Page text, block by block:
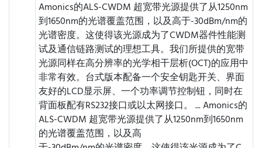
Amonics的ALS-CWDM 超宽带光源提供了从1250nm
到1650nm的光谱覆盖范围，以及高于-30dBm/nm的
光谱密度。这使得该光源成为了CWDM器件性能测
试及通信链路测试的理想工具。我们所提供的宽带
光源同样在高分辨率的光学相干层析(OCT)的应用中
非常有效。台式版本配备一个安全钥匙开关、界面
友好的LCD显示屏、一个功率调节控制钮，同时在
背面板配有RS232接口或以太网接口。 ...Amonics的
ALS-CWDM 超宽带光源提供了从1250nm到1650nm
的光谱覆盖范围，以及高